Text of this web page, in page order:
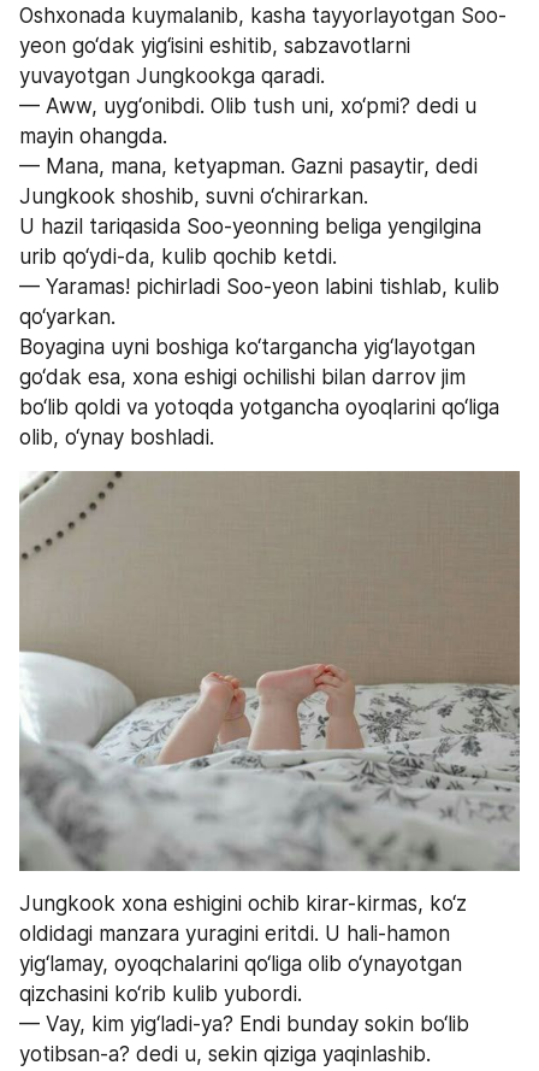
Oshxonada kuymalanib, kasha tayyorlayotgan Soo-
yeon go‘dak yig‘isini eshitib, sabzavotlarni
yuvayotgan Jungkookga qaradi.
— Aww, uyg‘onibdi. Olib tush uni, xo‘pmi? dedi u
mayin ohangda.
— Mana, mana, ketyapman. Gazni pasaytir, dedi
Jungkook shoshib, suvni o‘chirarkan.
U hazil tariqasida Soo-yeonning beliga yengilgina
urib qo‘ydi-da, kulib qochib ketdi.
— Yaramas! pichirladi Soo-yeon labini tishlab, kulib
qo‘yarkan.
Boyagina uyni boshiga ko‘targancha yig‘layotgan
go‘dak esa, xona eshigi ochilishi bilan darrov jim
bo‘lib qoldi va yotoqda yotgancha oyoqlarini qo‘liga
olib, o‘ynay boshladi.
Jungkook xona eshigini ochib kirar-kirmas, ko‘z
oldidagi manzara yuragini eritdi. U hali-hamon
yig‘lamay, oyoqchalarini qo‘liga olib o‘ynayotgan
qizchasini ko‘rib kulib yubordi.
— Vay, kim yig‘ladi-ya? Endi bunday sokin bo‘lib
yotibsan-a? dedi u, sekin qiziga yaqinlashib.